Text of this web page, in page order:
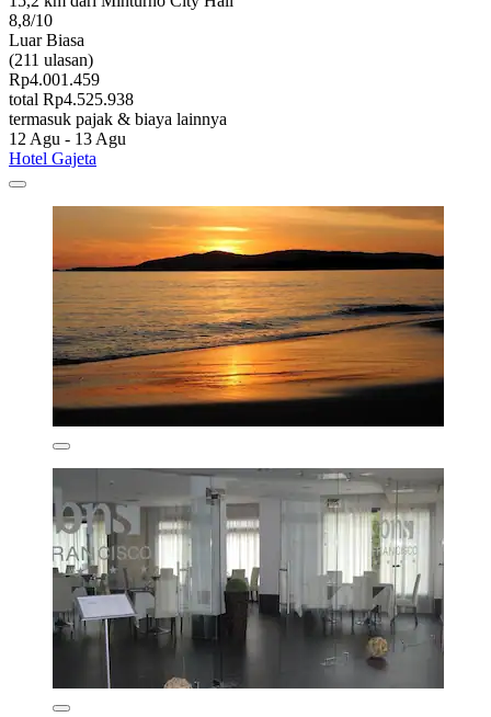
8,8/10
Luar Biasa
(211 ulasan)
Rp4.001.459
total Rp4.525.938
termasuk pajak & biaya lainnya
12 Agu - 13 Agu
Hotel Gajeta